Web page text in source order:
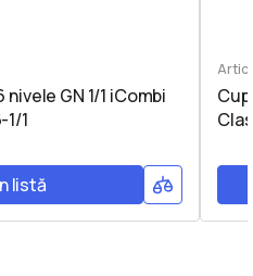
GN 1/1 iCombi
1
listă